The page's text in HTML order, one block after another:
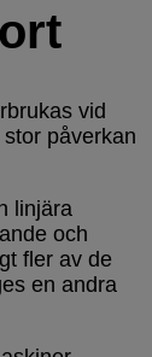
vid
påverkan
linjära
och
fler av de
en andra